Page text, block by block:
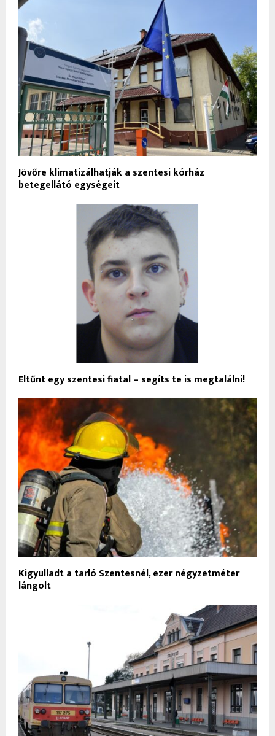
Jövőre klimatizálhatják a szentesi kórház
betegellátó egységeit
Eltűnt egy szentesi fiatal – segíts te is megtalálni!
Kigyulladt a tarló Szentesnél, ezer négyzetméter
lángolt